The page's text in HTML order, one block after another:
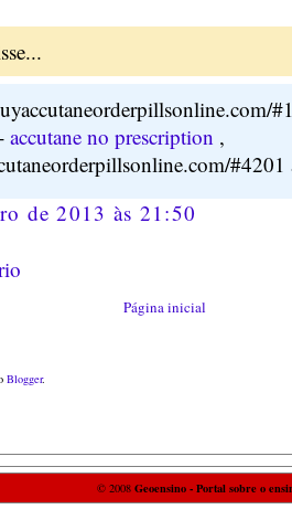
accutane no prescription ,
#4201
de 2013 às 21:50
Página inicial
Blogger.
© 2008 Geoensino - Portal sobre o